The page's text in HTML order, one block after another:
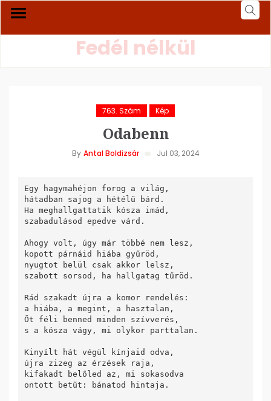
Fedél nélkül
763. Szám Kép
Odabenn
By Antal Boldizsár Jul 03, 2024
Egy hagymahéjon forog a világ,
hátadban sajog a hétélű bárd.
Ha meghallgattatik kósza imád,
szabadulásod epedve várd.
Ahogy volt, úgy már többé nem lesz,
kopott párnáid hiába gyűröd,
nyugtot belül csak akkor lelsz,
szabott sorsod, ha hallgatag tűröd.
Rád szakadt újra a komor rendelés:
a hiába, a megint, a hasztalan,
Őt féli benned minden szívverés,
s a kósza vágy, mi olykor parttalan.
Kinyílt hát végül kínjaid odva,
újra zizeg az érzések raja,
kifakadt belőled az, mi sokasodva
ontott betűt: bánatod hintaja.